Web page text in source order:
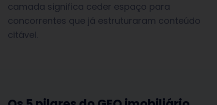
camada significa ceder espaço para
concorrentes que já estruturaram conteúdo
citável.